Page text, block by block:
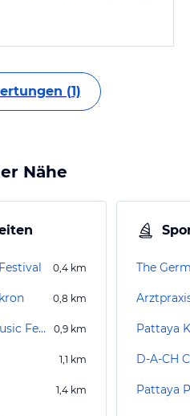
(1)
Nähe
0,4 km
0,8 km
Pattaya International Music Festival 0,9 km
1,1 km
1,4 km
The
Pattaya
D-A-CH
Pattaya